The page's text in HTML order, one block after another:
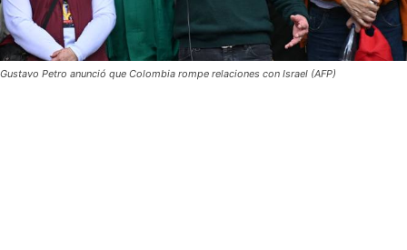
Gustavo Petro anunció que Colombia rompe relaciones con Israel (AFP)